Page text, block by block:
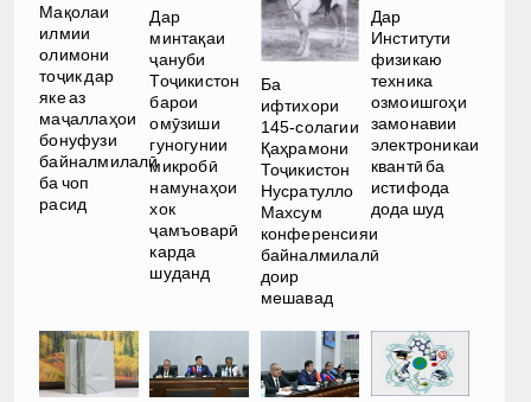
Мақолаи
илмии
олимони
тоҷик дар
яке аз
маҷаллаҳои
бонуфузи
байналмилалӣ
ба чоп
расид
Дар
минтақаи
ҷануби
Тоҷикистон
барои
омӯзиши
гуногунии
микробӣ
намунаҳои
хок
ҷамъоварӣ
карда
шуданд
Ба
ифтихори
145-солагии
Қаҳрамони
Тоҷикистон
Нусратулло
Махсум
конференсияи
байналмилалӣ
доир
мешавад
Дар
Институти
физикаю
техника
озмоишгоҳи
замонавии
электроникаи
квантӣ ба
истифода
дода шуд